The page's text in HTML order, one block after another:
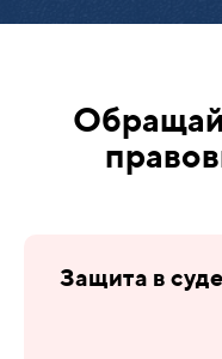
Защита в суде